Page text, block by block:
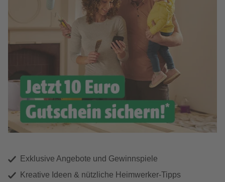
Exklusive Angebote und Gewinnspiele
Kreative Ideen & nützliche Heimwerker-Tipps